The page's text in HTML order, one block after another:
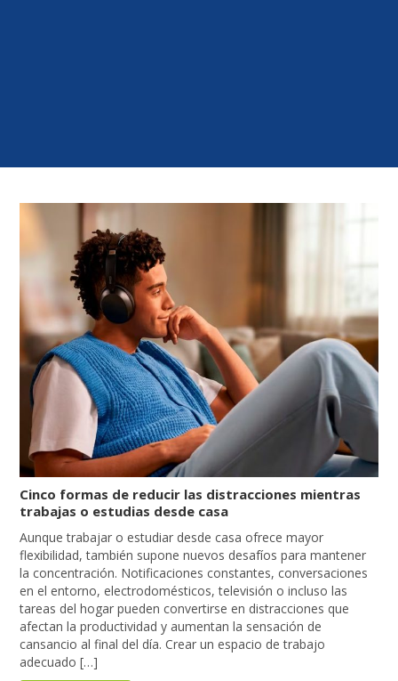
Cinco formas de reducir las distracciones mientras
trabajas o estudias desde casa
Aunque trabajar o estudiar desde casa ofrece mayor
flexibilidad, también supone nuevos desafíos para mantener
la concentración. Notificaciones constantes, conversaciones
en el entorno, electrodomésticos, televisión o incluso las
tareas del hogar pueden convertirse en distracciones que
afectan la productividad y aumentan la sensación de
cansancio al final del día. Crear un espacio de trabajo
adecuado […]